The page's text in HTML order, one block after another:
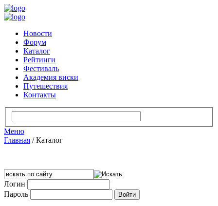
Новости
Форум
Каталог
Рейтинги
Фестиваль
Академия виски
Путешествия
Контакты
Меню
Главная /Каталог
Логин
Пароль